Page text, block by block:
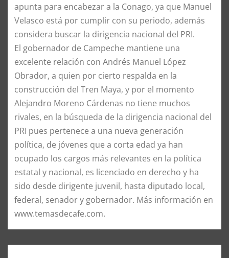
apunta para encabezar a la Conago, ya que Manuel
Velasco está por cumplir con su periodo, además
considera buscar la dirigencia nacional del PRI.
El gobernador de Campeche mantiene una
excelente relación con Andrés Manuel López
Obrador, a quien por cierto respalda en la
construcción del Tren Maya, y por el momento
Alejandro Moreno Cárdenas no tiene muchos
rivales, en la búsqueda de la dirigencia nacional del
PRI pues pertenece a una nueva generación
política, de jóvenes que a corta edad ya han
ocupado los cargos más relevantes en la política
estatal y nacional, es licenciado en derecho y ha
sido desde dirigente juvenil, hasta diputado local,
federal, senador y gobernador. Más información en
www.temasdecafe.com.